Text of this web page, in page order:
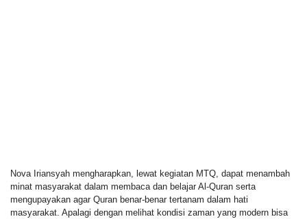
Nova Iriansyah mengharapkan, lewat kegiatan MTQ, dapat menambah
minat masyarakat dalam membaca dan belajar Al-Quran serta
mengupayakan agar Quran benar-benar tertanam dalam hati
masyarakat. Apalagi dengan melihat kondisi zaman yang modern bisa